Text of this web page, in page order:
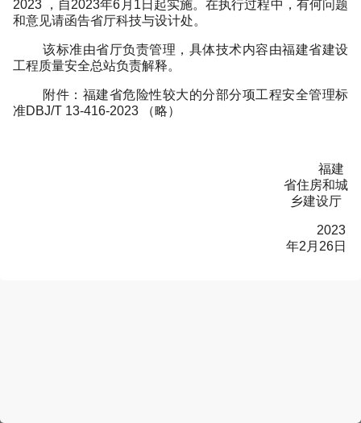
2023
，自2023年6月1日起实施。在执行过程中，有何问题
和意见请函告省厅科技与设计处。
该标准由省厅负责管理，具体技术内容由福建省建设
工程质量安全总站负责解释。
附件：福建省危险性较大的分部分项工程安全管理标
准DBJ/T 13-416-2023 （略）
福建
省住房和城
乡建设厅
2023
年2月26日